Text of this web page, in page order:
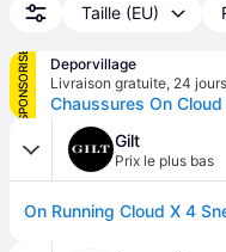
Taille (EU)
SPONSORISÉ
Deporvillage
Livraison gratuite, 24 jours
Gilt
Prix le plus bas
On Running Cloud X 4